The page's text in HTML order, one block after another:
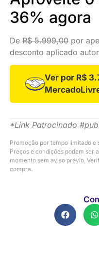
36% agora
De R$ 5.999,00 por
desconto aplicado
Ver por R$
*Link Patrocinado
Promoção por tempo limitado e
Preços e condições podem ser
momento sem aviso prévio.
compra.